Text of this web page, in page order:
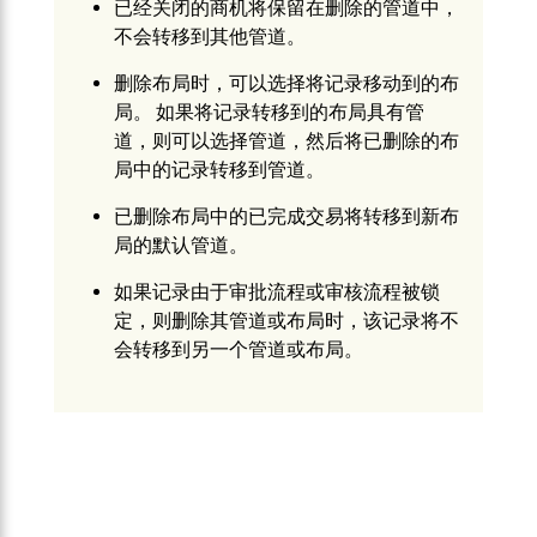
已经关闭的商机将保留在删除的管道中，
不会转移到其他管道。
删除布局时，可以选择将记录移动到的布
局。 如果将记录转移到的布局具有管
道，则可以选择管道，然后将已删除的布
局中的记录转移到管道。
已删除布局中的已完成交易将转移到新布
局的默认管道。
如果记录由于审批流程或审核流程被锁
定，则删除其管道或布局时，该记录将不
会转移到另一个管道或布局。